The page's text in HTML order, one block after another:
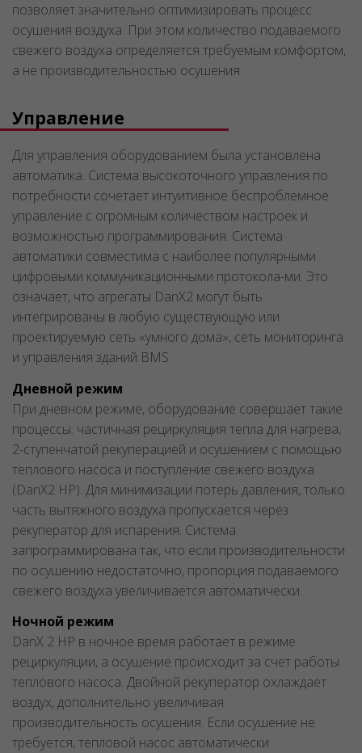
позволяет значительно оптимизировать процесс
осушения воздуха. При этом количество подаваемого
свежего воздуха определяется требуемым комфортом,
а не производительностью осушения.
Управление
Для управления оборудованием была установлена
автоматика. Система высокоточного управления по
потребности сочетает интуитивное беспроблемное
управление с огромным количеством настроек и
возможностью программирования. Система
автоматики совместима с наиболее популярными
цифровыми коммуникационными протокола-ми. Это
означает, что агрегаты DanX2 могут быть
интегрированы в любую существующую или
проектируемую сеть «умного дома», сеть мониторинга
и управления зданий BMS.
Дневной режим
При дневном режиме, оборудование совершает такие
процессы: частичная рециркуляция тепла для нагрева,
2-ступенчатой рекуперацией и осушением с помощью
теплового насоса и поступление свежего воздуха
(DanX2 HP). Для минимизации потерь давления, только
часть вытяжного воздуха пропускается через
рекуператор для испарения. Система
запрограммирована так, что если производительности
по осушению недостаточно, пропорция подаваемого
свежего воздуха увеличивается автоматически.
Ночной режим
DanX 2 HP в ночное время работает в режиме
рециркуляции, а осушение происходит за счет работы
теплового насоса. Двойной рекуператор охлаждает
воздух, дополнительно увеличивая
производительность осушения. Если осушение не
требуется, тепловой насос автоматически